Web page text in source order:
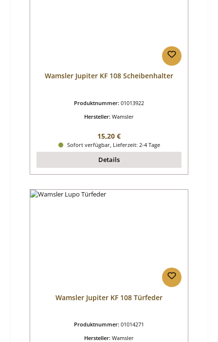
Wamsler Jupiter KF 108 Scheibenhalter
Produktnummer: 01013922
Hersteller: Wamsler
Regulärer Preis:
15,20 €
Sofort verfügbar, Lieferzeit: 2-4 Tage
Details
Wamsler Jupiter KF 108 Türfeder
Produktnummer: 01014271
Hersteller: Wamsler